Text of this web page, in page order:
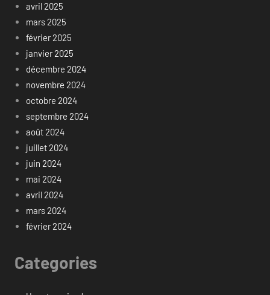
avril 2025
mars 2025
février 2025
janvier 2025
décembre 2024
novembre 2024
octobre 2024
septembre 2024
août 2024
juillet 2024
juin 2024
mai 2024
avril 2024
mars 2024
février 2024
Categories